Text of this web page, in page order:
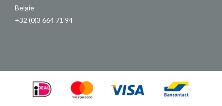
Belgie
+32 (0)3 664 71 94